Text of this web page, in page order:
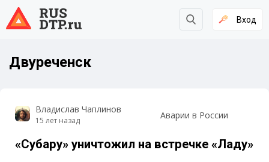
Вход
Двуреченск
Владислав Чаплинов
15 лет назад Аварии в России
«Субару» уничтожил на встречке «Ладу»